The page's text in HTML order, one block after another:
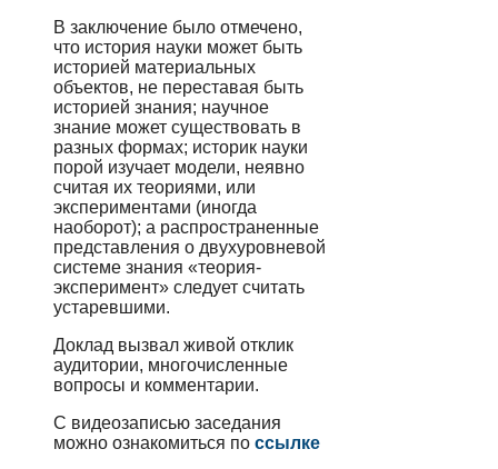
В заключение было отмечено,
что история науки может быть
историей материальных
объектов, не переставая быть
историей знания; научное
знание может существовать в
разных формах; историк науки
порой изучает модели, неявно
считая их теориями, или
экспериментами (иногда
наоборот); а распространенные
представления о двухуровневой
системе знания «теория-
эксперимент» следует считать
устаревшими.
Доклад вызвал живой отклик
аудитории, многочисленные
вопросы и комментарии.
С видеозаписью заседания
можно ознакомиться по ссылке